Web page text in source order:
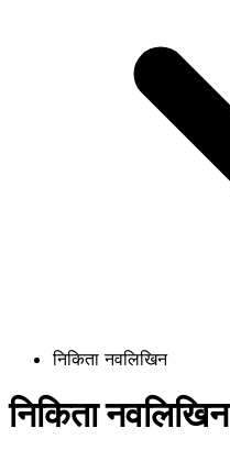
निकिता नवलिखिन
निकिता नवलिखिन